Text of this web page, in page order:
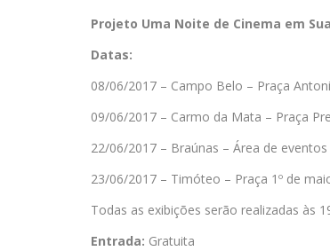
Projeto Uma Noite de Cinema em
Datas:
08/06/2017 – Campo Belo – Praça
09/06/2017 – Carmo da Mata – Praça
22/06/2017 – Braúnas – Área de eventos
23/06/2017 – Timóteo – Praça 1º de
Todas as exibições serão realizadas às
Entrada: Gratuita